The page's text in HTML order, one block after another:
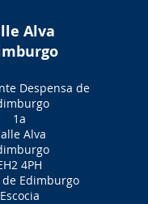
Alva
Despensa de
1a
Alva
4PH
Edimburgo
Escocia